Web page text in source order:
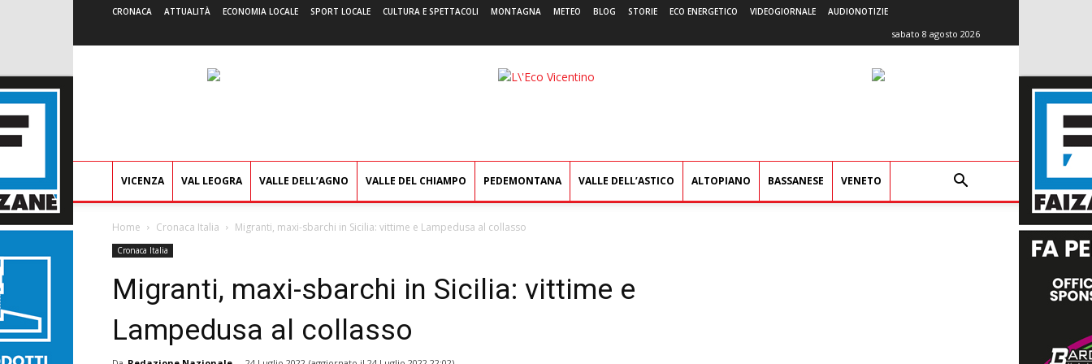
CRONACA ATTUALITÀ ECONOMIA LOCALE SPORT LOCALE CULTURA E SPETTACOLI MONTAGNA METEO BLOG STORIE ECO ENERGETICO VIDEOGIORNALE AUDIONOTIZIE
sabato 8 agosto 2026
L'Eco
VICENZA VAL LEOGRA VALLE DELL’AGNO VALLE DEL CHIAMPO PEDEMONTANA VALLE DELL’ASTICO ALTOPIANO BASSANESE VENETO
Home Cronaca Italia Migranti, maxi-sbarchi in Sicilia: vittime e Lampedusa al collasso
Cronaca Italia
Migranti, maxi-sbarchi in Sicilia: vittime e
Lampedusa al collasso